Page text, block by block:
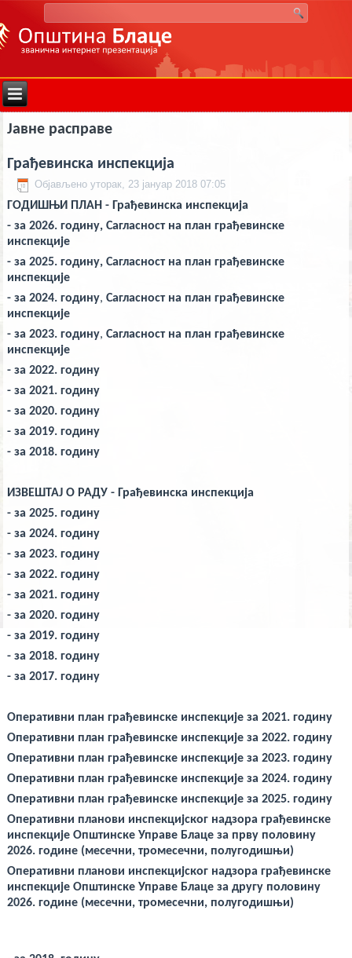
bonusu
deneme
bonusu
deneme
bonusu
veren
siteler
deneme
bonusu
bahis
siteleri
veren
bahis
siteleri
deneme
bonusu
veren
yeni
deneme
bonusu
veren
casino
siteleri
Veren
Јавне расправе
Грађевинска инспекција
Објављено уторак, 23 јануар 2018 07:05
ГОДИШЊИ ПЛАН - Грађевинска инспекција
- за 2026. годину,Сагласност на план грађевинске
инспекције
- за 2025. годину, Сагласност на план грађевинске
инспекције
- за 2024. годину,Сагласност на план грађевинске
инспекције
- за 2023. годину,Сагласност на план грађевинске
инспекције
- за 2022. годину
- за 2021. годину
- за 2020. годину
- за 2019. годину
- за 2018. годину
ИЗВЕШТАЈ О РАДУ - Грађевинска инспекција
- за 2025. годину
- за 2024. годину
- за 2023. годину
- за 2022. годину
- за 2021. годину
- за 2020. годину
- за 2019. годину
- за 2018. годину
- за 2017. годину
Оперативни план грађевинске инспекције за 2021. годину
Оперативни план грађевинске инспекције за 2022. годину
Оперативни план грађевинске инспекције за 2023. годину
Оперативни план грађевинске инспекције за 2024. годину
Оперативни план грађевинске инспекције за 2025. годину
Oперативни планови инспекцијског надзора грађевинске
инспекције Општинске Управе Блаце за прву половину
2026. године (месечни, тромесечни, полугодишњи)
Oперативни планови инспекцијског надзора грађевинске
инспекције Општинске Управе Блаце за другу половину
2026. године (месечни, тромесечни, полугодишњи)